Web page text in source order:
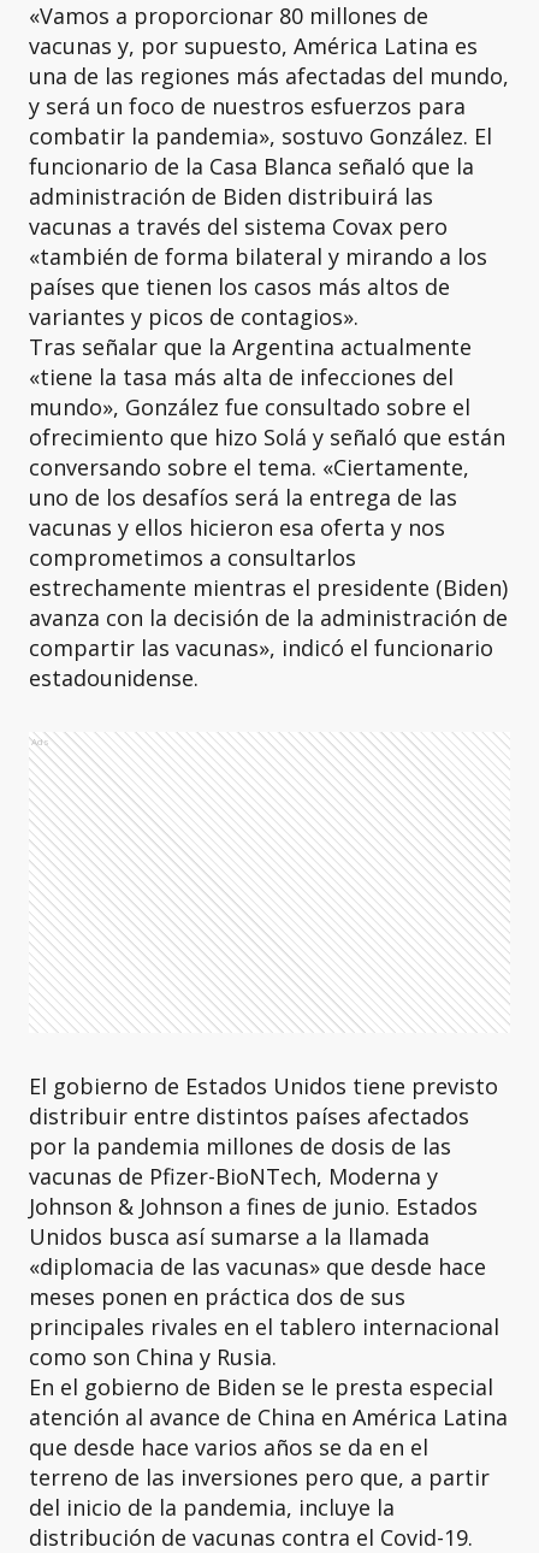
«Vamos a proporcionar 80 millones de
vacunas y, por supuesto, América Latina es
una de las regiones más afectadas del mundo,
y será un foco de nuestros esfuerzos para
combatir la pandemia», sostuvo González. El
funcionario de la Casa Blanca señaló que la
administración de Biden distribuirá las
vacunas a través del sistema Covax pero
«también de forma bilateral y mirando a los
países que tienen los casos más altos de
variantes y picos de contagios».
Tras señalar que la Argentina actualmente
«tiene la tasa más alta de infecciones del
mundo», González fue consultado sobre el
ofrecimiento que hizo Solá y señaló que están
conversando sobre el tema. «Ciertamente,
uno de los desafíos será la entrega de las
vacunas y ellos hicieron esa oferta y nos
comprometimos a consultarlos
estrechamente mientras el presidente (Biden)
avanza con la decisión de la administración de
compartir las vacunas», indicó el funcionario
estadounidense.
Ads
El gobierno de Estados Unidos tiene previsto
distribuir entre distintos países afectados
por la pandemia millones de dosis de las
vacunas de Pfizer-BioNTech, Moderna y
Johnson & Johnson a fines de junio. Estados
Unidos busca así sumarse a la llamada
«diplomacia de las vacunas» que desde hace
meses ponen en práctica dos de sus
principales rivales en el tablero internacional
como son China y Rusia.
En el gobierno de Biden se le presta especial
atención al avance de China en América Latina
que desde hace varios años se da en el
terreno de las inversiones pero que, a partir
del inicio de la pandemia, incluye la
distribución de vacunas contra el Covid-19.